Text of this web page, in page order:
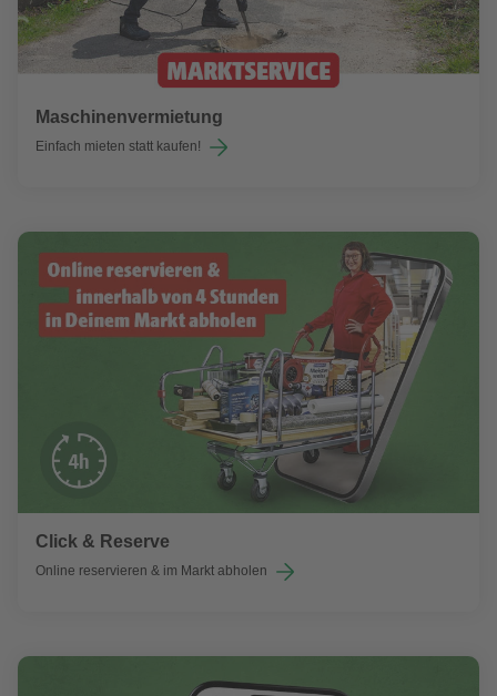
Maschinenvermietung
Einfach mieten statt kaufen!
Click & Reserve
Online reservieren & im Markt abholen